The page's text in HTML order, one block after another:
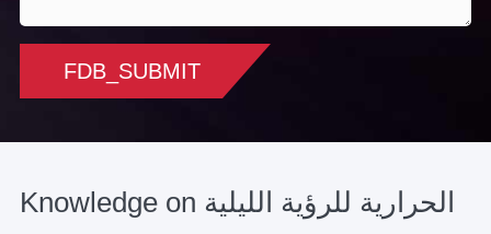
FDB_SUBMIT
Knowledge on الحرارية للرؤية الليلية